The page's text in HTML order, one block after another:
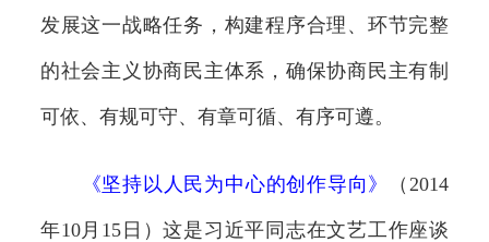
发展这一战略任务，构建程序合理、环节完整
的社会主义协商民主体系，确保协商民主有制
可依、有规可守、有章可循、有序可遵。
《坚持以人民为中心的创作导向 》 （2014
年10月15日）这是习近平同志在文艺工作座谈